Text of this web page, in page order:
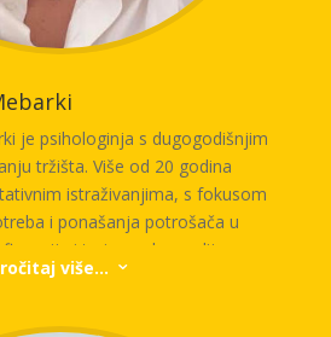
je psihologinja s dugogodišnjim
tržišta. Više od 20 godina
istraživanjima, s fokusom
i ponašanja potrošača u
i turizma do medija,
sektora, kao i u istraživanjima
više... 3